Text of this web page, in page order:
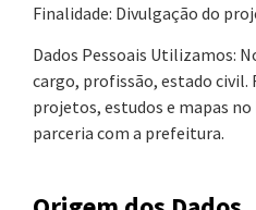
Finalidade: Divulgação do
Dados Pessoais Utilizamos:
cargo, profissão, estado civil.
projetos, estudos e mapas no
parceria com a prefeitura.